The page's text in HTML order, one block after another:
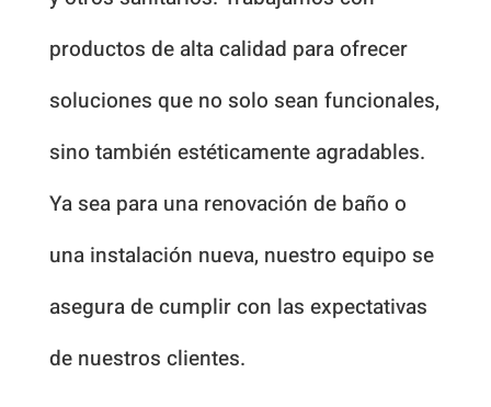
productos de alta calidad para ofrecer
soluciones que no solo sean funcionales,
sino también estéticamente agradables.
Ya sea para una renovación de baño o
una instalación nueva, nuestro equipo se
asegura de cumplir con las expectativas
de nuestros clientes.